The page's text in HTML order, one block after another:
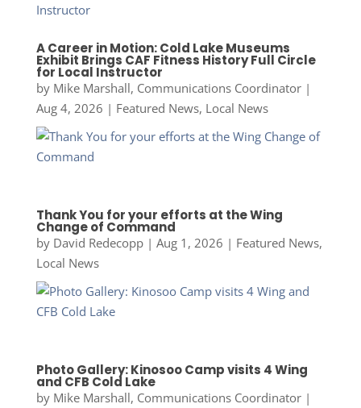
A Career in Motion: Cold Lake Museums
Exhibit Brings CAF Fitness History Full Circle
for Local Instructor
by Mike Marshall, Communications Coordinator|
Aug 4, 2026 | Featured News, Local News
Thank You for your efforts at the Wing
Change of Command
by David Redecopp| Aug 1, 2026 | Featured News,
Local News
Photo Gallery: Kinosoo Camp visits 4 Wing
and CFB Cold Lake
by Mike Marshall, Communications Coordinator|